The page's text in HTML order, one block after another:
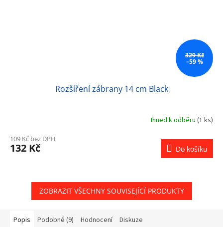
329 Kč
–59 %
Rozšíření zábrany 14 cm Black
Ihned k odběru (1 ks)
109 Kč bez DPH
132 Kč Do košíku
ZOBRAZIT VŠECHNY SOUVISEJÍCÍ PRODUKTY
Popis Podobné (9) Hodnocení Diskuze